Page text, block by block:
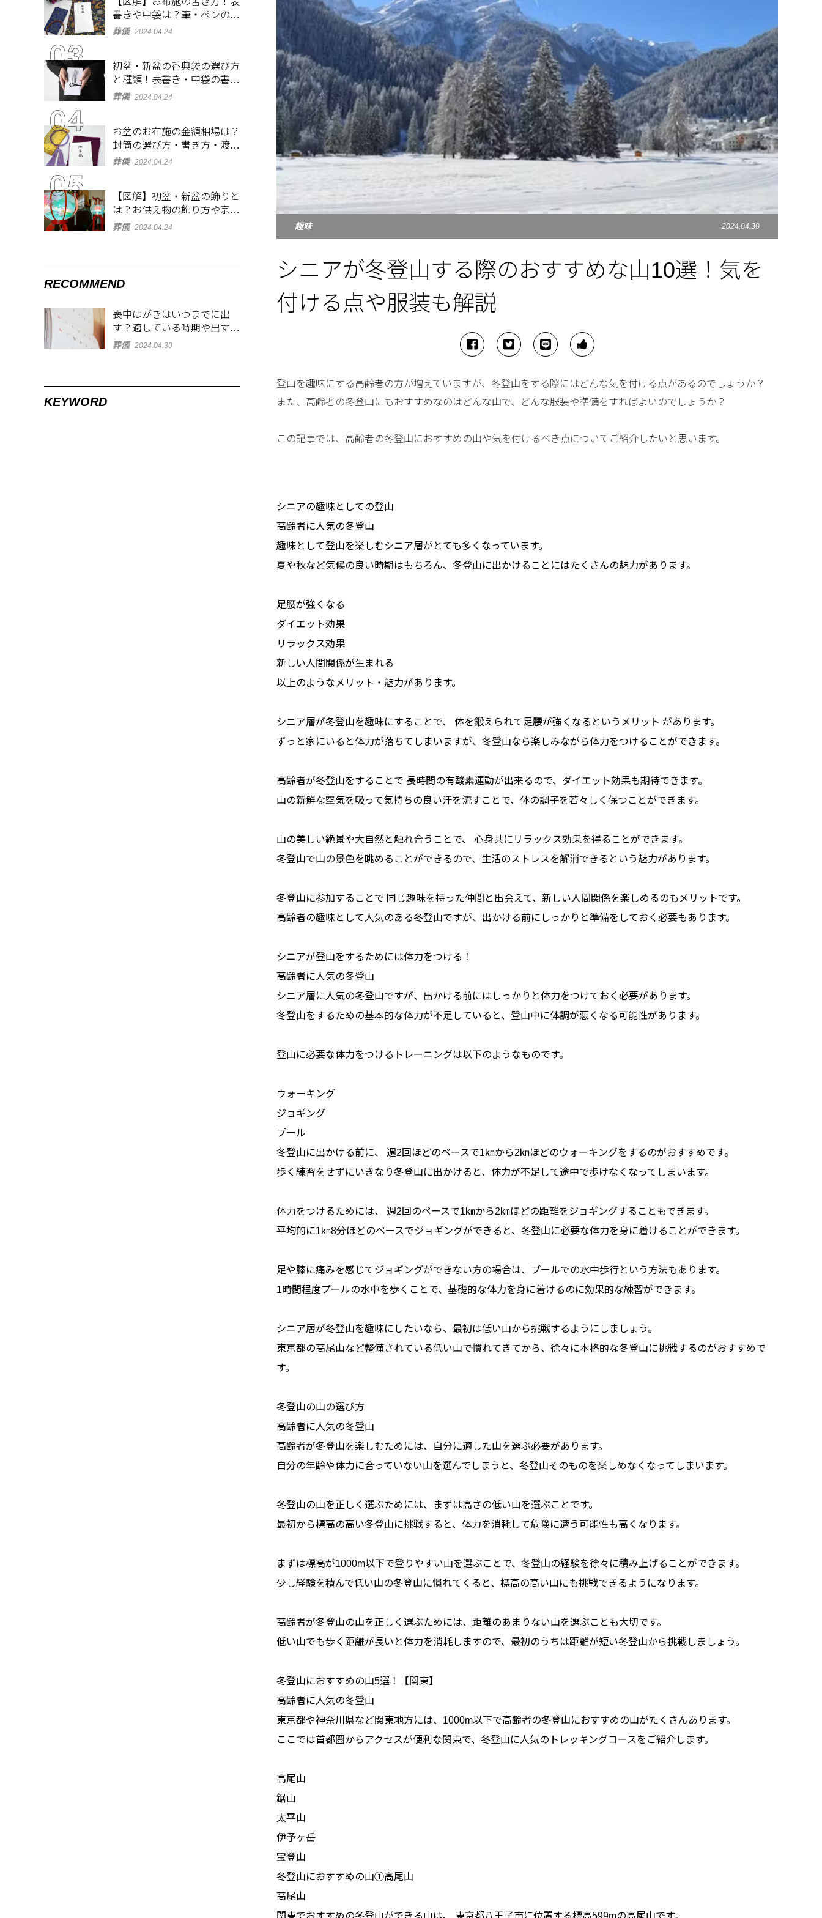
趣味 2024.04.30
シニアが冬登山する際のおすすめな山10選！気を
付ける点や服装も解説
登山を趣味にする高齢者の方が増えていますが、冬登山をする際にはどんな気を付ける点があるのでしょうか？
また、高齢者の冬登山にもおすすめなのはどんな山で、どんな服装や準備をすればよいのでしょうか？
この記事では、高齢者の冬登山におすすめの山や気を付けるべき点についてご紹介したいと思います。
シニアの趣味としての登山
高齢者に人気の冬登山
趣味として登山を楽しむシニア層がとても多くなっています。
夏や秋など気候の良い時期はもちろん、冬登山に出かけることにはたくさんの魅力があります。
足腰が強くなる
ダイエット効果
リラックス効果
新しい人間関係が生まれる
以上のようなメリット・魅力があります。
シニア層が冬登山を趣味にすることで、 体を鍛えられて足腰が強くなるというメリット があります。
ずっと家にいると体力が落ちてしまいますが、冬登山なら楽しみながら体力をつけることができます。
高齢者が冬登山をすることで 長時間の有酸素運動が出来るので、ダイエット効果も期待できます。
山の新鮮な空気を吸って気持ちの良い汗を流すことで、体の調子を若々しく保つことができます。
山の美しい絶景や大自然と触れ合うことで、 心身共にリラックス効果を得ることができます。
冬登山で山の景色を眺めることができるので、生活のストレスを解消できるという魅力があります。
冬登山に参加することで 同じ趣味を持った仲間と出会えて、新しい人間関係を楽しめるのもメリットです。
高齢者の趣味として人気のある冬登山ですが、出かける前にしっかりと準備をしておく必要もあります。
シニアが登山をするためには体力をつける！
高齢者に人気の冬登山
シニア層に人気の冬登山ですが、出かける前にはしっかりと体力をつけておく必要があります。
冬登山をするための基本的な体力が不足していると、登山中に体調が悪くなる可能性があります。
登山に必要な体力をつけるトレーニングは以下のようなものです。
ウォーキング
ジョギング
プール
冬登山に出かける前に、 週2回ほどのペースで1㎞から2㎞ほどのウォーキングをするのがおすすめです。
歩く練習をせずにいきなり冬登山に出かけると、体力が不足して途中で歩けなくなってしまいます。
体力をつけるためには、 週2回のペースで1㎞から2㎞ほどの距離をジョギングすることもできます。
平均的に1㎞8分ほどのペースでジョギングができると、冬登山に必要な体力を身に着けることができます。
足や膝に痛みを感じてジョギングができない方の場合は、プールでの水中歩行という方法もあります。
1時間程度プールの水中を歩くことで、基礎的な体力を身に着けるのに効果的な練習ができます。
シニア層が冬登山を趣味にしたいなら、最初は低い山から挑戦するようにしましょう。
東京都の高尾山など整備されている低い山で慣れてきてから、徐々に本格的な冬登山に挑戦するのがおすすめで
す。
冬登山の山の選び方
高齢者に人気の冬登山
高齢者が冬登山を楽しむためには、自分に適した山を選ぶ必要があります。
自分の年齢や体力に合っていない山を選んでしまうと、冬登山そのものを楽しめなくなってしまいます。
冬登山の山を正しく選ぶためには、まずは高さの低い山を選ぶことです。
最初から標高の高い冬登山に挑戦すると、体力を消耗して危険に遭う可能性も高くなります。
まずは標高が1000m以下で登りやすい山を選ぶことで、冬登山の経験を徐々に積み上げることができます。
少し経験を積んで低い山の冬登山に慣れてくると、標高の高い山にも挑戦できるようになります。
高齢者が冬登山の山を正しく選ぶためには、距離のあまりない山を選ぶことも大切です。
低い山でも歩く距離が長いと体力を消耗しますので、最初のうちは距離が短い冬登山から挑戦しましょう。
冬登山におすすめの山5選！【関東】
高齢者に人気の冬登山
東京都や神奈川県など関東地方には、1000m以下で高齢者の冬登山におすすめの山がたくさんあります。
ここでは首都圏からアクセスが便利な関東で、冬登山に人気のトレッキングコースをご紹介します。
高尾山
鋸山
太平山
伊予ヶ岳
宝登山
冬登山におすすめの山①高尾山
高尾山
書きや中袋は？筆・ペンのマ
ナーとよくあるQ&A集
葬儀 2024.04.24
初盆・新盆の香典袋の選び方
と種類！表書き・中袋の書き
方、お札の入れ方も
葬儀 2024.04.24
お盆のお布施の金額相場は？
封筒の選び方・書き方・渡し
方も解説
葬儀 2024.04.24
【図解】初盆・新盆の飾りと
は？お供え物の飾り方や宗派
ごとの違いを解説！
葬儀 2024.04.24
RECOMMEND
喪中はがきはいつまでに出
す？適している時期や出す範
囲を解説！
葬儀 2024.04.30
KEYWORD